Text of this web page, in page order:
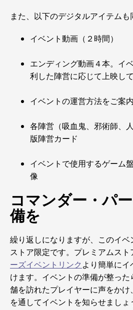
また、以下のデジタルアイテムも
イベント動画（２時間）
エンディング動画４本。イ
利した陣営に応じて上映して
イベントの運営方法をご案
各陣営（吸血鬼、邪術師、
版陣営カード
イベントで使用するゲーム
像
コマンダー・パ
備を
繰り返しになりますが、このイ
ストア限定です。プレミアムスト
ーズイベントリンク より簡単に
けます。イベントの準備が整っ
舗を訪れたプレイヤーに声をか
を通してイベントを知らせましょ